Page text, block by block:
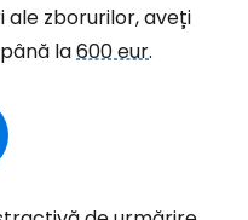
ale zborurilor, aveți
la600 eur.